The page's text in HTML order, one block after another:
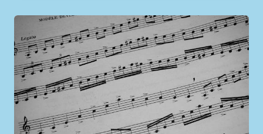
TONS
ET
DEMI-
TONS
:
FONDEMENTS
DE
MUSIQUE